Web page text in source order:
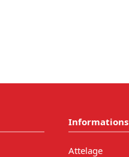
Informations
Attelage